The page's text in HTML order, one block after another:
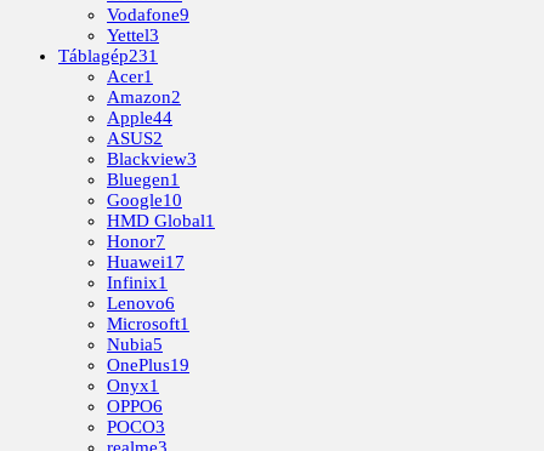
Vodafone9
Yettel3
Táblagép231
Acer1
Amazon2
Apple44
ASUS2
Blackview3
Bluegen1
Google10
HMD Global1
Honor7
Huawei17
Infinix1
Lenovo6
Microsoft1
Nubia5
OnePlus19
Onyx1
OPPO6
POCO3
realme3